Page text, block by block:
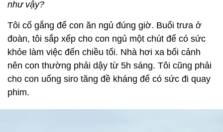
như vậy?
Tôi cố gắng để con ăn ngủ đúng giờ. Buổi trưa ở
đoàn, tôi sắp xếp cho con ngủ một chút để có sức
khỏe làm việc đến chiều tối. Nhà hơi xa bối cảnh
nên con thường phải dậy từ 5h sáng. Tôi cũng phải
cho con uống siro tăng đề kháng để có sức đi quay
phim.